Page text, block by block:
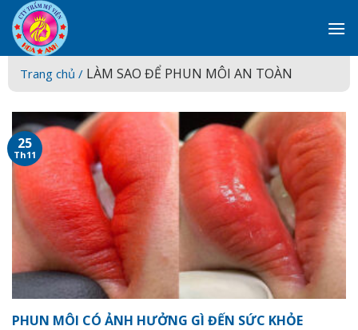
Skip
to
content
Trang chủ / LÀM SAO ĐỂ PHUN MÔI AN TOÀN
PHUN MÔI CÓ ẢNH HƯỞNG GÌ ĐẾN SỨC KHỎE
25
Th11